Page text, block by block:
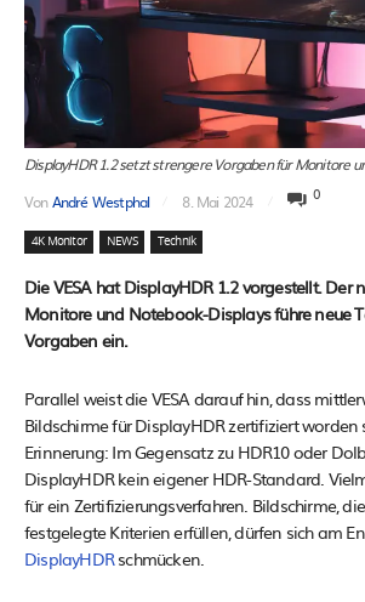
DisplayHDR 1.2 setzt strengere Vorgaben für Monitore
VonAndré Westphal 8. Mai 2024 0
4K Monitor NEWS Technik
Die VESA hat DisplayHDR 1.2 vorgestellt. Der
Monitore und Notebook-Displays führe neue
Vorgaben ein.
Parallel weist die VESA darauf hin, dass
Bildschirme für DisplayHDR zertifiziert worden
Erinnerung: Im Gegensatz zu HDR10 oder
DisplayHDR kein eigener HDR-Standard.
für ein Zertifizierungsverfahren. Bildschirme,
festgelegte Kriterien erfüllen, dürfen sich am
DisplayHDRschmücken.